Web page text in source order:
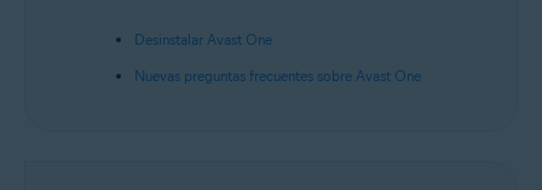
Desinstalar Avast One
Nuevas preguntas frecuentes sobre Avast One